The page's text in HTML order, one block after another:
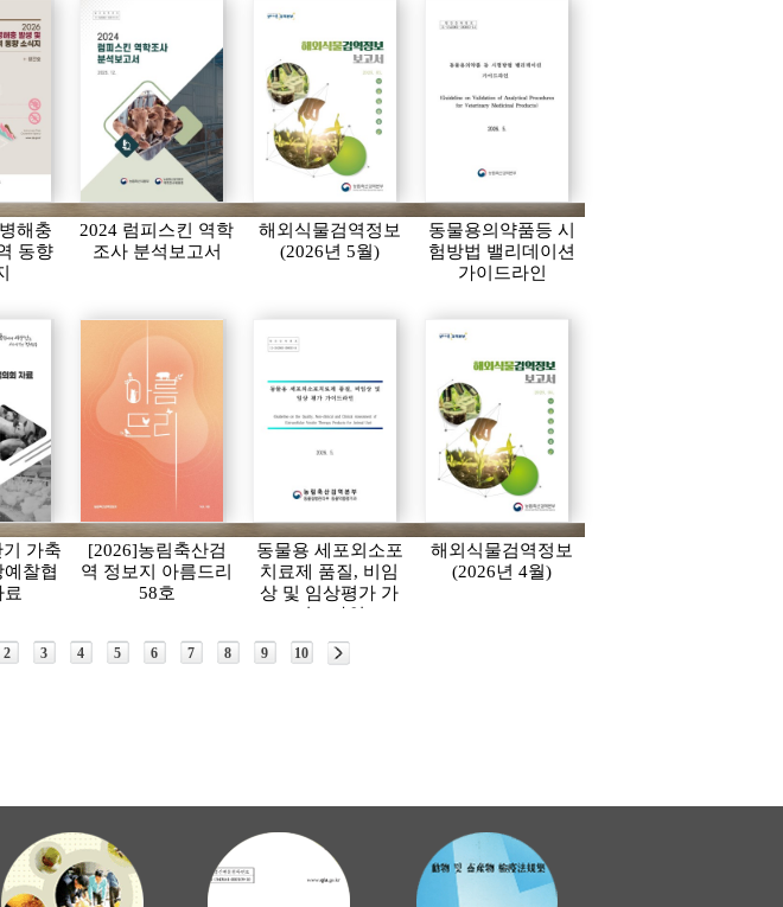
해충
동향
2024 럼피스킨 역학
조사 분석보고서
해외식물검역정보
(2026년 5월)
동물용의약품등 시
험방법 밸리데이션
가이드라인
가축
찰협
료
[2026]농림축산검
역 정보지 아름드리
58호
동물용 세포외소포
치료제 품질, 비임
상 및 임상평가 가
이드라인
해외식물검역정보
(2026년 4월)
2 3 4 5 6 7 8 9 10